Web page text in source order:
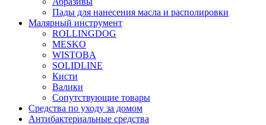
Пады для нанесения масла и располировки
Малярный инструмент
ROLLINGDOG
MESKO
WISTOBA
SOLIDLINE
Кисти
Валики
Сопутствующие товары
Средства по уходу за домом
Антибактериальные средства